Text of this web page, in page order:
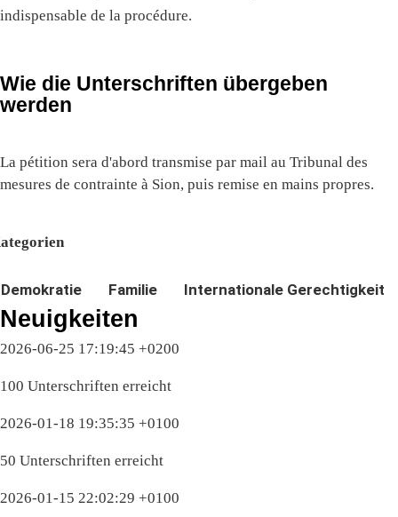
indispensable de la procédure.
Wie die Unterschriften übergeben
werden
La pétition sera d'abord transmise par mail au Tribunal des
mesures de contrainte à Sion, puis remise en mains propres.
Demokratie Familie Internationale Gerechtigkeit
Neuigkeiten
2026-06-25 17:19:45 +0200
100 Unterschriften erreicht
2026-01-18 19:35:35 +0100
50 Unterschriften erreicht
2026-01-15 22:02:29 +0100